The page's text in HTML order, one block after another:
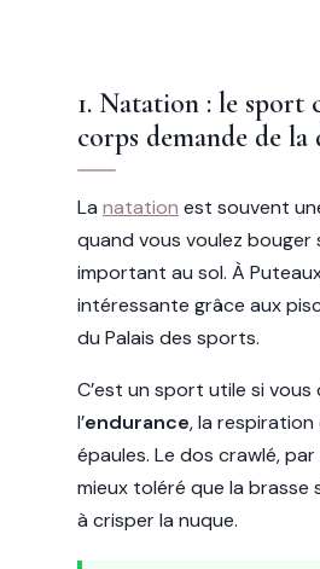
1. Natation : le sport
corps demande de la
La natation est souvent
quand vous voulez bouger
important au sol. À
intéressante grâce aux
du Palais des sports.
C’est un sport utile si
l’endurance, la
épaules. Le dos crawlé,
mieux toléré que la brasse
à crisper la nuque.